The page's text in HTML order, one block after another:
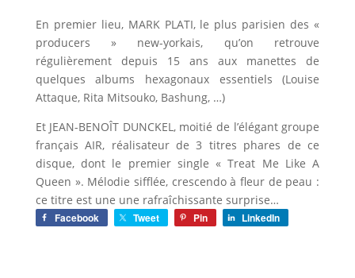
En premier lieu, MARK PLATI, le plus parisien des «
producers » new-yorkais, qu’on retrouve
régulièrement depuis 15 ans aux manettes de
quelques albums hexagonaux essentiels (Louise
Attaque, Rita Mitsouko, Bashung, …)
Et JEAN-BENOÎT DUNCKEL, moitié de l’élégant groupe
français AIR, réalisateur de 3 titres phares de ce
disque, dont le premier single « Treat Me Like A
Queen ». Mélodie sifflée, crescendo à fleur de peau :
ce titre est une une rafraîchissante surprise…
Facebook Tweet Pin LinkedIn